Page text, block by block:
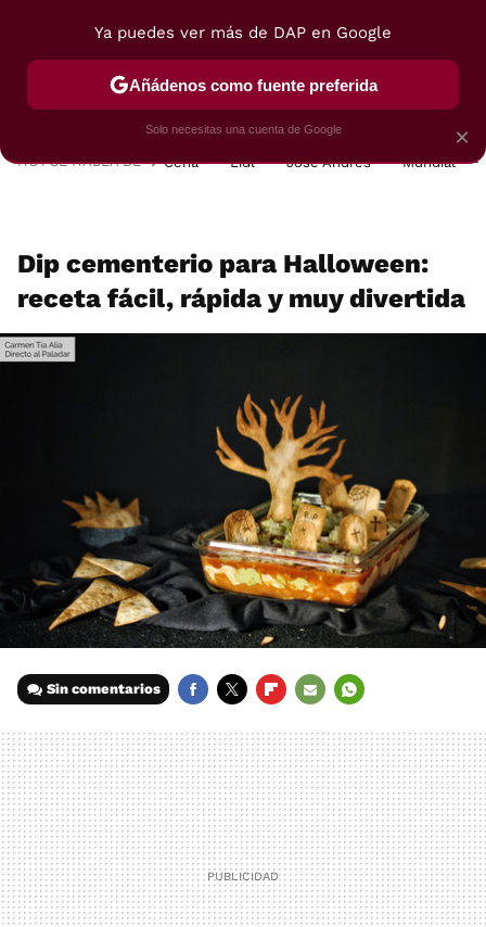
POSTRES VIAJES SELECCIÓN VEGUI
HOY SE HABLA DE Cena Lidl José Andrés Mundial
Dip cementerio para Halloween:
receta fácil, rápida y muy divertida
Sin comentarios
MAIL
×
Ya puedes ver más de DAP en Google
Añádenos como fuente preferida
Solo necesitas una cuenta de Google